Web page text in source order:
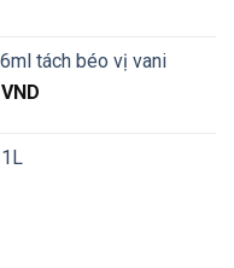
tách béo vị vani
VND